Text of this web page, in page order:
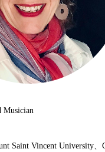
Musician
Saint Vincent University、